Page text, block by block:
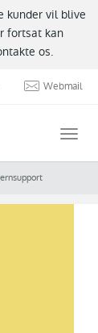
kunder vil blive
fortsat kan
os.
Webmail